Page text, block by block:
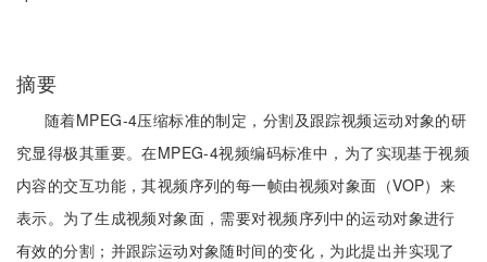
摘要
随着MPEG-4压缩标准的制定，分割及跟踪视频运动对象的研
究显得极其重要。在MPEG-4视频编码标准中，为了实现基于视频
内容的交互功能，其视频序列的每一帧由视频对象面（VOP）来
表示。为了生成视频对象面，需要对视频序列中的运动对象进行
有效的分割；并跟踪运动对象随时间的变化，为此提出并实现了